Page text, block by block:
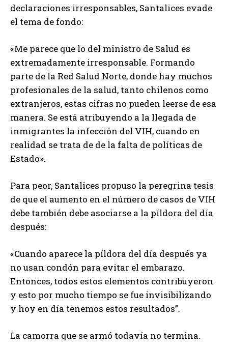
declaraciones irresponsables, Santalices evade
el tema de fondo:
«Me parece que lo del ministro de Salud es
extremadamente irresponsable. Formando
parte de la Red Salud Norte, donde hay muchos
profesionales de la salud, tanto chilenos como
extranjeros, estas cifras no pueden leerse de esa
manera. Se está atribuyendo a la llegada de
inmigrantes la infección del VIH, cuando en
realidad se trata de de la falta de políticas de
Estado».
Para peor, Santalices propuso la peregrina tesis
de que el aumento en el número de casos de VIH
debe también debe asociarse a la píldora del día
después:
«Cuando aparece la píldora del día después ya
no usan condón para evitar el embarazo.
Entonces, todos estos elementos contribuyeron
y esto por mucho tiempo se fue invisibilizando
y hoy en día tenemos estos resultados”.
La camorra que se armó todavía no termina.